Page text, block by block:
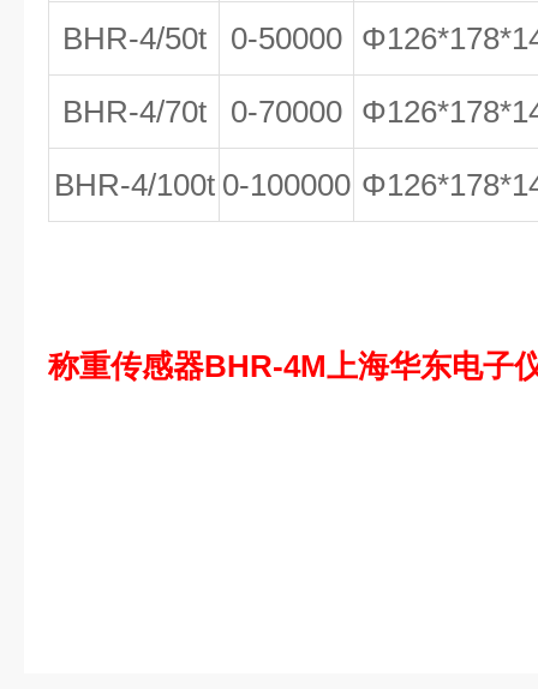
BHR-4/50t 0-50000
BHR-4/70t 0-70000
BHR-4/100t 0-100000
称重传感器BHR-4M上海华东电子